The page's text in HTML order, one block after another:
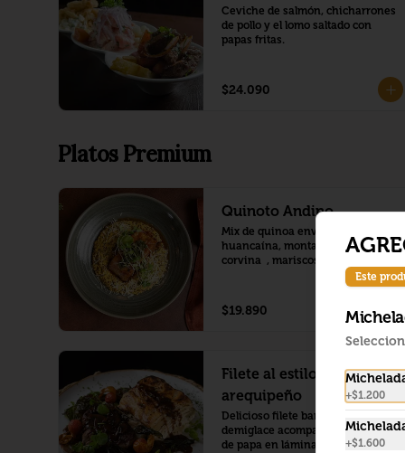
Ceviche de salmón, chicharrones
de pollo y el lomo saltado con
papas fritas.
$24.090
Platos Premium
Quinoto Andino
Mix de quinoa envuelto en crema
huancaína, montado con filete de
corvina  , mariscos salteados  al
ajillo (locos ,camaron, pulpo )
$19.890
Filete al estilo
arequipeño
Delicioso filete bañado en salsa
demiglace acompañado de pastel
de papa en láminas a los 4 quesos
Este
+$1.200
+$1.600